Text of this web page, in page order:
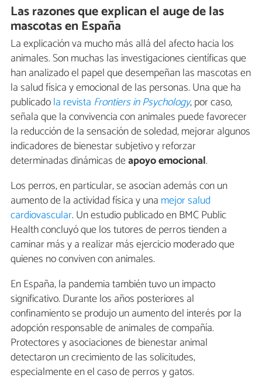
Las razones que explican el auge de las
mascotas en España
La explicación va mucho más allá del afecto hacia los
animales. Son muchas las investigaciones científicas que
han analizado el papel que desempeñan las mascotas en
la salud física y emocional de las personas. Una que ha
publicadola revista Frontiers in Psychology, por caso,
señala que la convivencia con animales puede favorecer
la reducción de la sensación de soledad, mejorar algunos
indicadores de bienestar subjetivo y reforzar
determinadas dinámicas deapoyo emocional.
Los perros, en particular, se asocian además con un
aumento de la actividad física y una mejor salud
cardiovascular. Un estudio publicado en BMC Public
Health concluyó que los tutores de perros tienden a
caminar más y a realizar más ejercicio moderado que
quienes no conviven con animales.
En España, la pandemia también tuvo un impacto
significativo. Durante los años posteriores al
confinamiento se produjo un aumento del interés por la
adopción responsable de animales de compañía.
Protectores y asociaciones de bienestar animal
detectaron un crecimiento de las solicitudes,
especialmente en el caso de perros y gatos.